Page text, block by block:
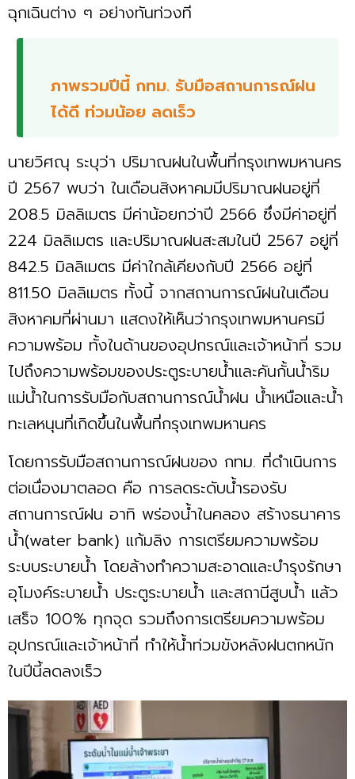
ฉุกเฉินต่าง ๆ อย่างทันท่วงที
ภาพรวมปีนี้ กทม. รับมือสถานการณ์ฝน
ได้ดี ท่วมน้อย ลดเร็ว
นายวิศณุ ระบุว่า ปริมาณฝนในพื้นที่กรุงเทพมหานคร
ปี 2567 พบว่า ในเดือนสิงหาคมมีปริมาณฝนอยู่ที่
208.5 มิลลิเมตร มีค่าน้อยกว่าปี 2566 ซึ่งมีค่าอยู่ที่
224 มิลลิเมตร และปริมาณฝนสะสมในปี 2567 อยู่ที่
842.5 มิลลิเมตร มีค่าใกล้เคียงกับปี 2566 อยู่ที่
811.50 มิลลิเมตร ทั้งนี้ จากสถานการณ์ฝนในเดือน
สิงหาคมที่ผ่านมา แสดงให้เห็นว่ากรุงเทพมหานครมี
ความพร้อม ทั้งในด้านของอุปกรณ์และเจ้าหน้าที่ รวม
ไปถึงความพร้อมของประตูระบายน้ำและคันกั้นน้ำริม
แม่น้ำในการรับมือกับสถานการณ์น้ำฝน น้ำเหนือและน้ำ
ทะเลหนุนที่เกิดขึ้นในพื้นที่กรุงเทพมหานคร
โดยการรับมือสถานการณ์ฝนของ กทม. ที่ดำเนินการ
ต่อเนื่องมาตลอด คือ การลดระดับน้ำรองรับ
สถานการณ์ฝน อาทิ พร่องน้ำในคลอง สร้างธนาคาร
น้ำ(water bank) แก้มลิง การเตรียมความพร้อม
ระบบระบายน้ำ โดยล้างทำความสะอาดและบำรุงรักษา
อุโมงค์ระบายน้ำ ประตูระบายน้ำ และสถานีสูบน้ำ แล้ว
เสร็จ 100% ทุกจุด รวมถึงการเตรียมความพร้อม
อุปกรณ์และเจ้าหน้าที่ ทำให้น้ำท่วมขังหลังฝนตกหนัก
ในปีนี้ลดลงเร็ว